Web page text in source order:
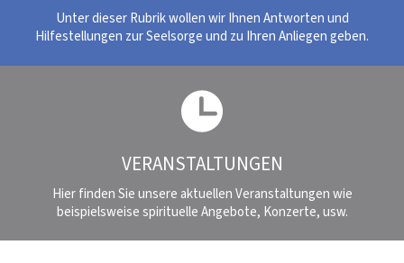
Unter dieser Rubrik wollen wir Ihnen Antworten und
Hilfestellungen zur Seelsorge und zu Ihren Anliegen geben.
VERANSTALTUNGEN
Hier finden Sie unsere aktuellen Veranstaltungen wie
beispielsweise spirituelle Angebote, Konzerte, usw.